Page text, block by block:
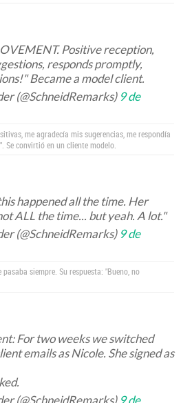
Positive reception,
responds promptly,
Became a model client.
(@SchneidRemarks) 9 de
me agradecía mis sugerencias, me respondía
Se convirtió en un cliente modelo.
happened all the time. Her
ALL the time... but yeah. A lot."
(@SchneidRemarks) 9 de
siempre. Su respuesta: "Bueno, no
For two weeks we switched
emails as Nicole. She signed as
(@SchneidRemarks) 9 de